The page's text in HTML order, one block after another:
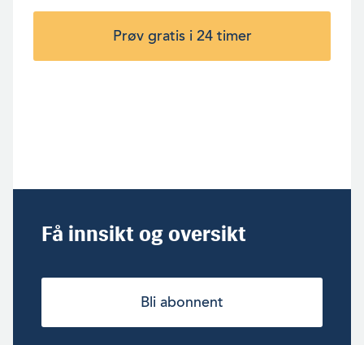
Prøv gratis i 24 timer
Få innsikt og oversikt
Bli abonnent